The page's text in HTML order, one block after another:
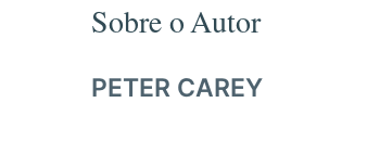
Sobre o Autor
PETER CAREY